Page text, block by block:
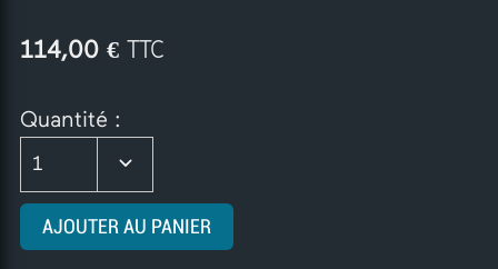
114,00 € TTC
Quantité :
1
AJOUTER AU PANIER